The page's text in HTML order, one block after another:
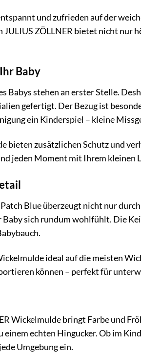
und zufrieden auf der
ZÖLLNER bietet nicht
Baby
Babys stehen an erster Stelle.
gefertigt. Der Bezug ist
ein Kinderspiel – kleine
bieten zusätzlichen Schutz und
jeden Moment mit Ihrem kleinen
Blue überzeugt nicht nur
Baby sich rundum wohlfühlt. Die
ideal auf die meisten
können – perfekt für
Wickelmulde bringt Farbe und
einem echten Hingucker. Ob im
Umgebung ein.